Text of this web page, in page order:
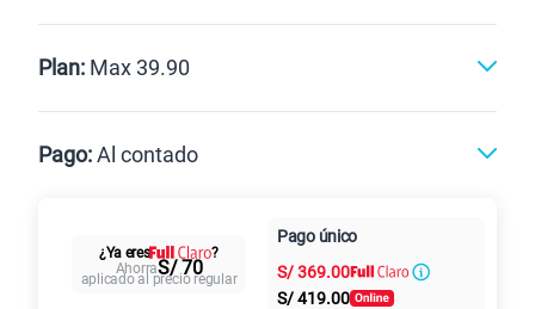
Postpago
Plan: Max 39.90
Paga solo
25GBen alta velocidad
S/29.90
Pago:Al contado
Al contado Cuotas Claro
intereses
¿Ya eres
?
AhorraS/ 70
aplicado al precio regular
Pago único
S/369.00
S/419.00